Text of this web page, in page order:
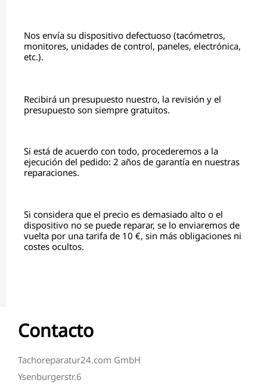
Nos envía su dispositivo defectuoso (tacómetros,
monitores, unidades de control, paneles, electrónica,
etc.).
Recibirá un presupuesto nuestro, la revisión y el
presupuesto son siempre gratuitos.
Si está de acuerdo con todo, procederemos a la
ejecución del pedido: 2 años de garantía en nuestras
reparaciones.
Si considera que el precio es demasiado alto o el
dispositivo no se puede reparar, se lo enviaremos de
vuelta por una tarifa de 10 €, sin más obligaciones ni
costes ocultos.
Contacto
Tachoreparatur24.com GmbH
Ysenburgerstr.6